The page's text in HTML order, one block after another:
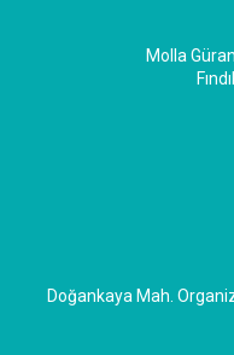
Molla
Doğankaya Mah.